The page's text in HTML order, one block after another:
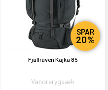
SPAR
20%
Fjällräven Kajka 85
Vandrerygsæk